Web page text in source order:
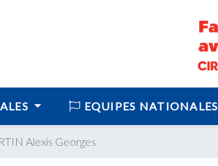
EQUIPES NATIONALES
Alexis Georges